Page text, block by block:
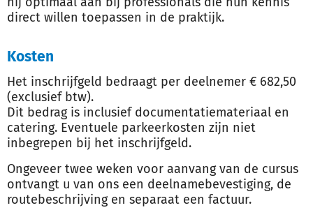
direct willen toepassen in de praktijk.
Kosten
Het inschrijfgeld bedraagt per deelnemer € 682,50
(exclusief btw).
Dit bedrag is inclusief documentatiemateriaal en
catering. Eventuele parkeerkosten zijn niet
inbegrepen bij het inschrijfgeld.
Ongeveer twee weken voor aanvang van de cursus
ontvangt u van ons een deelnamebevestiging, de
routebeschrijving en separaat een factuur.